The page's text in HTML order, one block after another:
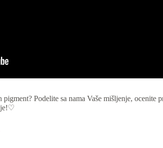
Podelite sa nama Vaše mišljenje, ocenite